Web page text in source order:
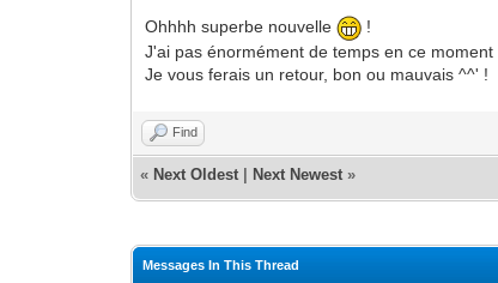
Ohhhh superbe nouvelle
!
J'ai pas énormément de temps en ce
Je vous ferais un retour, bon ou mauvais ^^' !
Find
« Next Oldest Next Newest »
Messages In This Thread